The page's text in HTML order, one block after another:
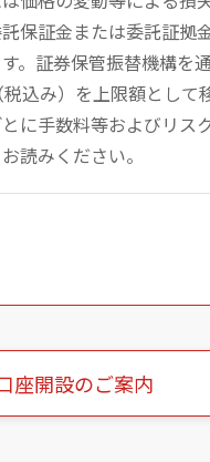
保証金または委託証拠
。証券保管振替機構を
込み）を上限額とし
に手数料等およびリ
読みください。
座開設のご案内